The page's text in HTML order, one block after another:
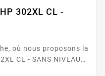
302XL CL -
où nous proposons la
CL - SANS NIVEAU
pour ceux qui